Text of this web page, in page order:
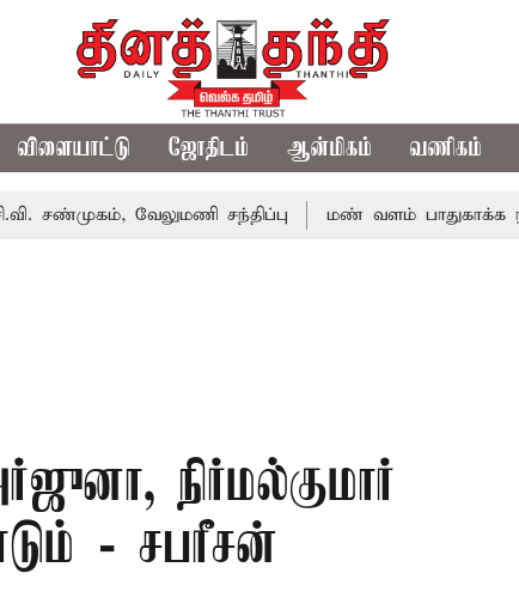
விளையாட்டு ஜோதிடம் ஆன்மிகம் வணிகம்
வேலுமணி சந்திப்பு மண் வளம் பாதுகாக்க ரசாயன
நிர்மல்குமார்
- சபரீசன்